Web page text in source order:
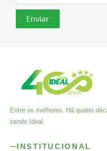
Entre os melhores. Há quatro
sendo Ideal.
INSTITUCIONAL